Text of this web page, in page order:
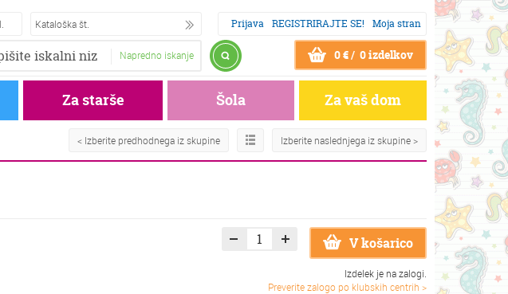
Prijava REGISTRIRAJTE SE! Moja stran
Napredno iskanje 0 € / 0 izdelkov
Za starše Šola Za vaš dom
< Izberite predhodnega iz skupine Izberite naslednjega iz skupine >
V košarico
Izdelek je na zalogi.
Preverite zalogo po klubskih centrih >